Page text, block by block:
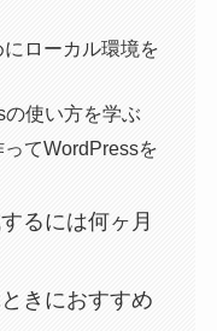
ローカル環境を
使い方を学ぶ
てWordPressを
るには何ヶ月
きにおすすめ